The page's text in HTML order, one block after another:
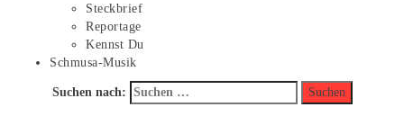
Steckbrief
Reportage
Kennst Du
Schmusa-Musik
Suchen nach: